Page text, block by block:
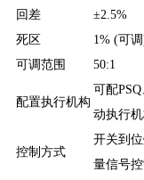
回差
±2.5%
死区
1% (可
可调范围
50:1
配置执行机构
可配
动执行
控制方式
开关到
量信号